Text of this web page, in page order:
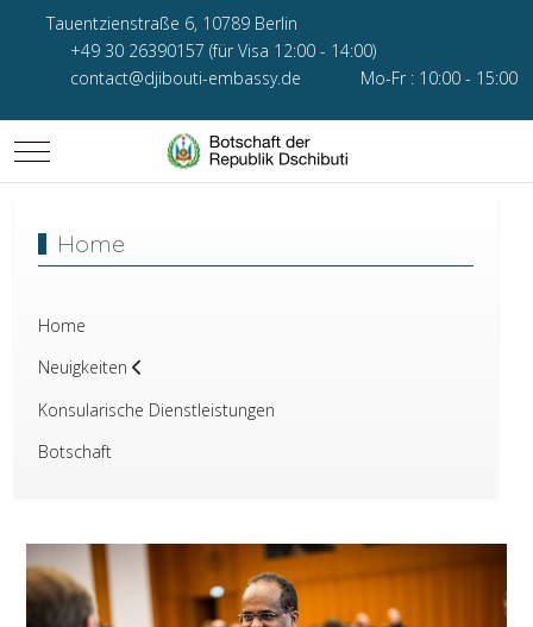
Tauentzienstraße 6, 10789 Berlin
+49 30 26390157 (für Visa 12:00 - 14:00)
contact@djibouti-embassy.de
Mo-Fr : 10:00 - 15:00
Mobile Menu Toggle
Home
Home
Neuigkeiten
Konsularische Dienstleistungen
Botschaft